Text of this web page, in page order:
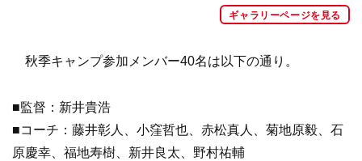
ギャラリーページを見る
秋季キャンプ参加メンバー40名は以下の通り。
■監督：新井貴浩
■コーチ：藤井彰人、小窪哲也、赤松真人、菊地原毅、石
原慶幸、福地寿樹、新井良太、野村祐輔